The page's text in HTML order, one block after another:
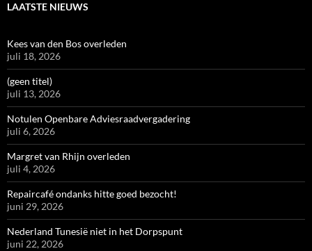
LAATSTE NIEUWS
Kees van den Bos overleden
juli 18, 2026
(geen titel)
juli 13, 2026
Notulen Openbare Adviesraadvergadering
juli 6, 2026
Margret van Rhijn overleden
juli 4, 2026
Repaircafé ondanks hitte goed bezocht!
juni 29, 2026
Nederland Tunesië niet in het Dorpspunt
juni 22, 2026